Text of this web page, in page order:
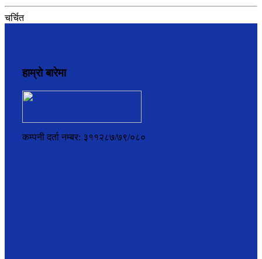
चर्चित
हाम्रो बारेमा
कम्पनी दर्ता नम्बर: ३११२८७/७९/०८०